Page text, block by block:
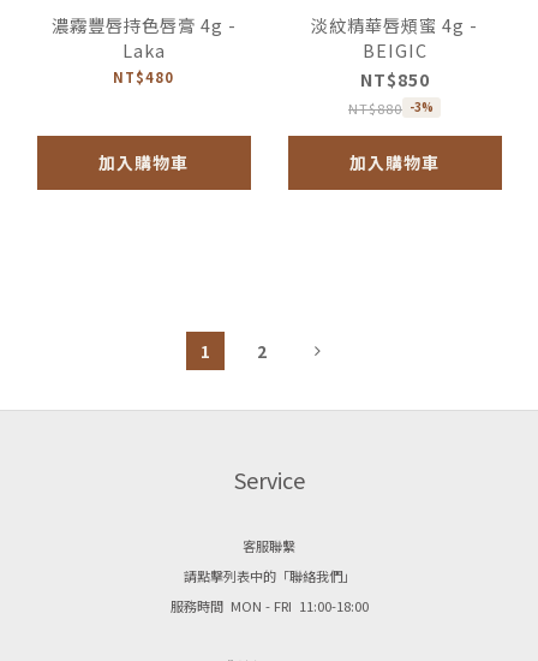
濃霧豐唇持色唇膏 4g -
Laka
NT$480
加入購物車
淡紋精華唇頰蜜 4g -
BEIGIC
NT$850
NT$880 -3%
加入購物車
1 2
Service
客服聯繫
請點擊列表中的「聯絡我們」
服務時間 MON - FRI 11:00-18:00